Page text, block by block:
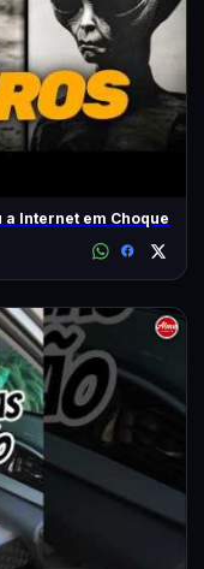
a Internet em Choque